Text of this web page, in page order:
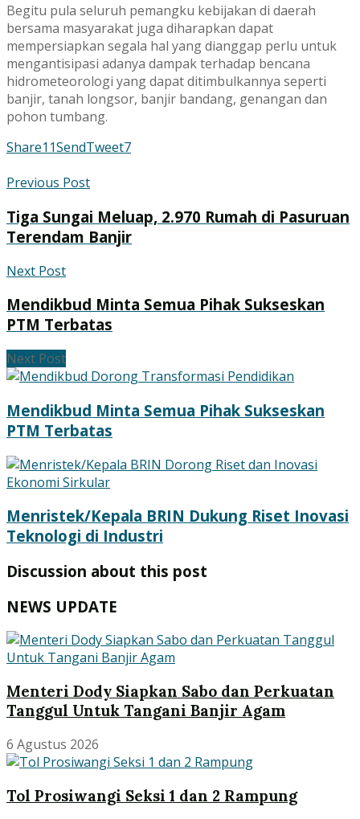
Begitu pula seluruh pemangku kebijakan di daerah
bersama masyarakat juga diharapkan dapat
mempersiapkan segala hal yang dianggap perlu untuk
mengantisipasi adanya dampak terhadap bencana
hidrometeorologi yang dapat ditimbulkannya seperti
banjir, tanah longsor, banjir bandang, genangan dan
pohon tumbang.
Share11SendTweet7
Previous Post
Tiga Sungai Meluap, 2.970 Rumah di Pasuruan
Terendam Banjir
Next Post
Mendikbud Minta Semua Pihak Sukseskan
PTM Terbatas
Next Post
Mendikbud Minta Semua Pihak Sukseskan
PTM Terbatas
Menristek/Kepala BRIN Dukung Riset Inovasi
Teknologi di Industri
Discussion about this post
NEWS UPDATE
Menteri Dody Siapkan Sabo dan Perkuatan
Tanggul Untuk Tangani Banjir Agam
6 Agustus 2026
Tol Prosiwangi Seksi 1 dan 2 Rampung